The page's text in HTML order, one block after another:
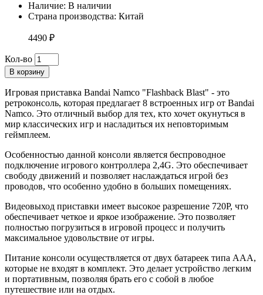
Наличие: В наличии
Страна производства: Китай
4490 ₽
Кол-во
В корзину
Игровая приставка Bandai Namco "Flashback Blast" - это
ретроконсоль, которая предлагает 8 встроенных игр от Bandai
Namco. Это отличный выбор для тех, кто хочет окунуться в
мир классических игр и насладиться их неповторимым
геймплеем.
Особенностью данной консоли является беспроводное
подключение игрового контроллера 2,4G. Это обеспечивает
свободу движений и позволяет наслаждаться игрой без
проводов, что особенно удобно в больших помещениях.
Видеовыход приставки имеет высокое разрешение 720P, что
обеспечивает четкое и яркое изображение. Это позволяет
полностью погрузиться в игровой процесс и получить
максимальное удовольствие от игры.
Питание консоли осуществляется от двух батареек типа ААА,
которые не входят в комплект. Это делает устройство легким
и портативным, позволяя брать его с собой в любое
путешествие или на отдых.